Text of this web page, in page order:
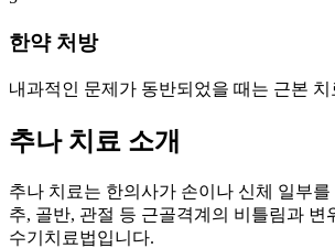
한약 처방
내과적인 문제가 동반되었을 때는 근본
추나 치료 소개
추나 치료는 한의사가 손이나 신체 일부
추, 골반, 관절 등 근골격계의 비틀림과 변
수기치료법입니다.